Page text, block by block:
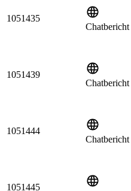
1051435
Chatbericht
1051439
Chatbericht
1051444
Chatbericht
1051445